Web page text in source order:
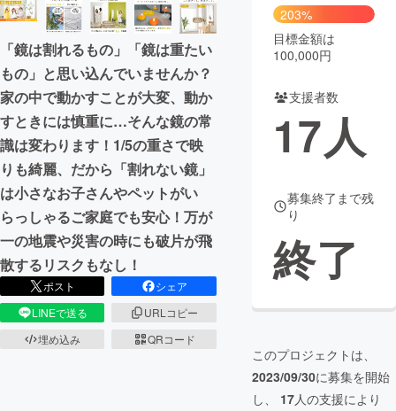
CAMPFIRE for Social Good
CAMPFIRE Creation
CAMPFIREふるさと納税machi-ya コミュニティ
「鏡は割れるもの」「鏡は重たい
もの」と思い込んでいませんか？
家の中で動かすことが大変、動か
すときには慎重に…そんな鏡の常
識は変わります！1/5の重さで映
りも綺麗、だから「割れない鏡」
は小さなお子さんやペットがい
らっしゃるご家庭でも安心！万が
一の地震や災害の時にも破片が飛
散するリスクもなし！
ポスト
シェア
LINEで送る
URLコピー
埋め込み
QRコード
203%
目標金額は
100,000円
支援者数
17人
募集終了まで残
り
終了
このプロジェクトは、
2023/09/30に募集を開始
し、 17人の支援により